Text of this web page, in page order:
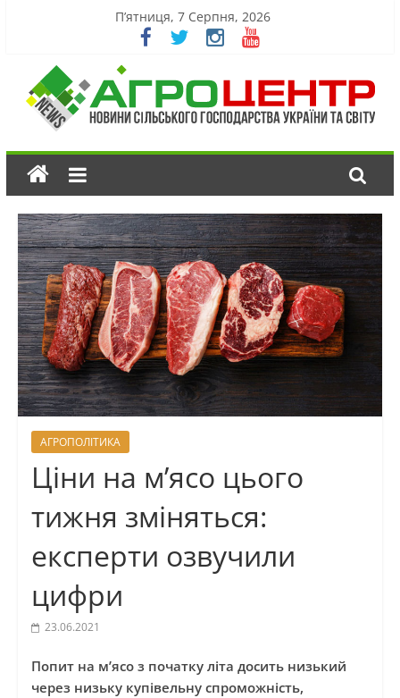
П’ятниця, 7 Серпня, 2026
АГРОПОЛІТИКА
Ціни на м’ясо цього
тижня зміняться:
експерти озвучили
цифри
23.06.2021
Попит на м’ясо з початку літа досить низький
через низьку купівельну спроможність,